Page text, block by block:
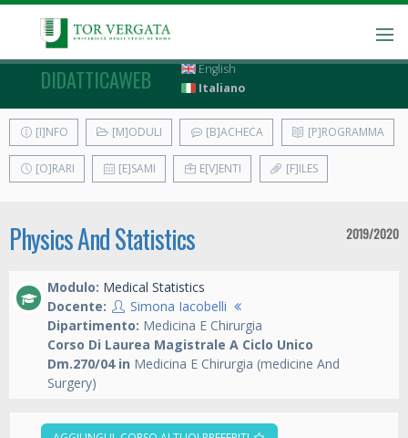
DIDATTICAWEB
English
Italiano
[I]NFO [M]ODULI [B]ACHECA [P]ROGRAMMA
[O]RARI [E]SAMI E[V]ENTI [F]ILES
Physics And Statistics 2019/2020
Modulo: Medical Statistics
Docente:
Simona Iacobelli
Dipartimento: Medicina E Chirurgia
Corso Di Laurea Magistrale A Ciclo Unico
Dm.270/04 in Medicina E Chirurgia (medicine And
Surgery)